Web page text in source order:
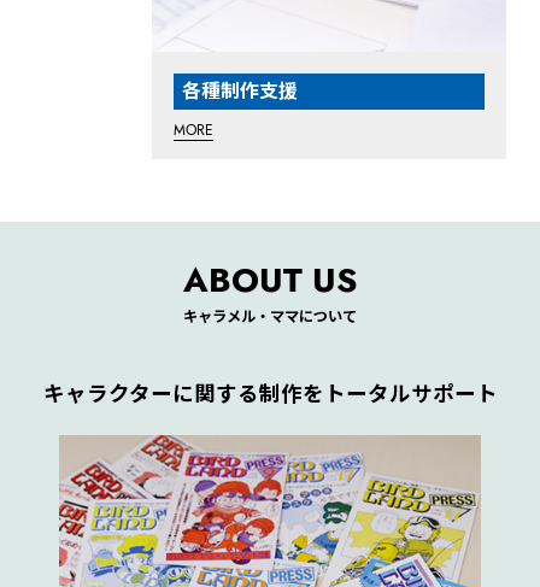
各種制作支援
MORE
ABOUT US
キャラメル・ママについて
キャラクターに関する制作をトータルサポート